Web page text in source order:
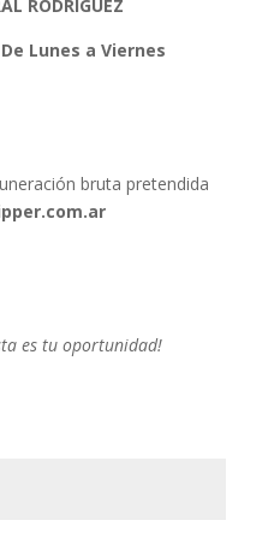
RODRIGUEZ
Lunes a Viernes
bruta pretendida
es tu oportunidad!